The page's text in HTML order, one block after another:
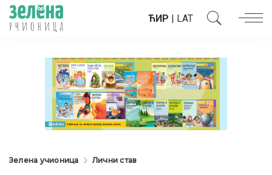
ЋИР | LAT
Зелена учионица Лични став